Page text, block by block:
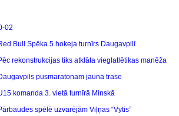
02
Bull Spēka 5 hokeja turnīrs Daugavpilī
rekonstrukcijas tiks atklāta vieglatlētikas manēža
pusmaratonam jauna trase
komanda 3. vietā turnīrā Minskā
spēlē uzvarējām Viļņas “Vytis”